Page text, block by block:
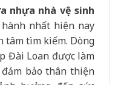
nhựa nhà vệ sinh
nhất hiện nay
tâm tìm kiếm. Dòng
Đài Loan được làm
bảo thân thiện